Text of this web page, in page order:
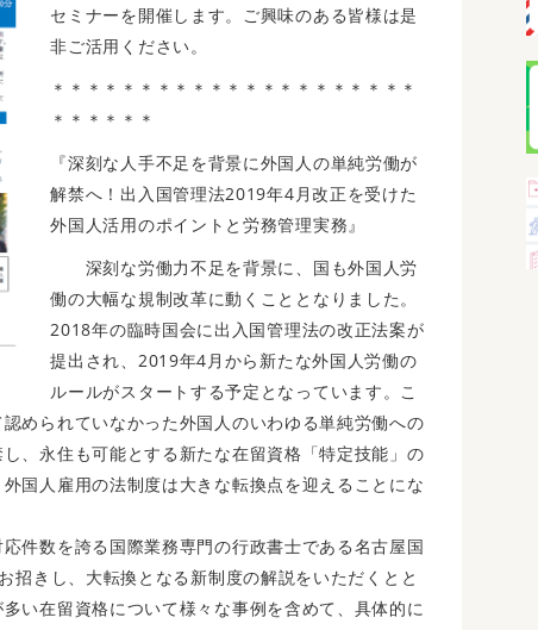
セミナーを開催します。ご興味のある皆様は是
非ご活用ください。
＊＊＊＊＊＊＊＊＊＊＊＊＊＊＊＊＊＊＊＊＊
＊＊＊＊＊＊
『深刻な人手不足を背景に外国人の単純労働が
解禁へ！出入国管理法2019年4月改正を受けた
外国人活用のポイントと労務管理実務』
深刻な労働力不足を背景に、国も外国人労
働の大幅な規制改革に動くこととなりました。
2018年の臨時国会に出入国管理法の改正法案が
提出され、2019年4月から新たな外国人労働の
ルールがスタートする予定となっています。こ
められていなかった外国人のいわゆる単純労働への
、永住も可能とする新たな在留資格「特定技能」の
国人雇用の法制度は大きな転換点を迎えることにな
件数を誇る国際業務専門の行政書士である名古屋国
招きし、大転換となる新制度の解説をいただくとと
い在留資格について様々な事例を含めて、具体的に